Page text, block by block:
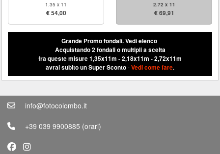
1.35 x 11
€ 54,00
2.72 x 11
€ 69,91
Grande Promo fondali.Vedi elenco
Acquistando 2 fondali o multipli a scelta
fra queste misure 1,35x11m - 2,18x11m - 2,72x11m
avrai subito un Super Sconto-Vedi come fare.
info@fotocolombo.it
+39 039 9900885 (orari)